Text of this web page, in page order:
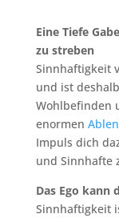
Eine Tiefe
zu streben
Sinnhaftigkeit
und ist
Wohlbefinden
enormen
Impuls dich
und Sinnhafte
Das Ego kann
Sinnhaftigkeit